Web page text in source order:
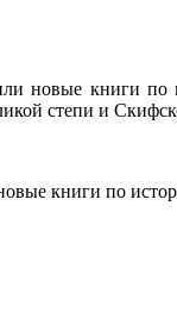
новые книги
степи и
книги по